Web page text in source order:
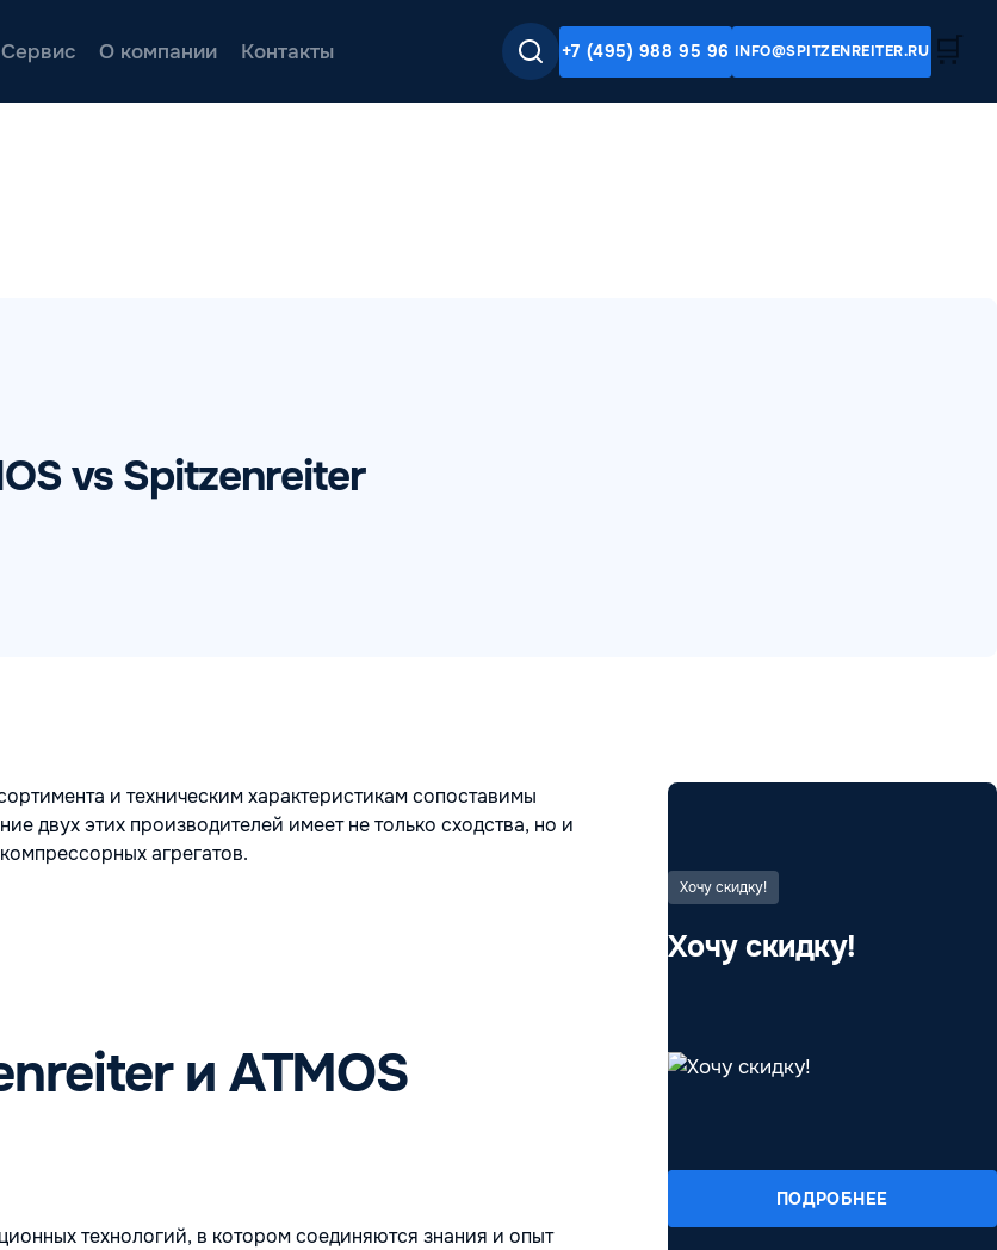
Сервис О компании Контакты +7 (495) 988 95 96 INFO@SPITZENREITER.RU 🛒
vs Spitzenreiter
и техническим характеристикам сопоставимы
двух этих производителей имеет не только сходства, но и
агрегатов.
и ATMOS
технологий, в котором соединяются знания и опыт
Хочу скидку!
Хочу скидку!
ПОДРОБНЕЕ